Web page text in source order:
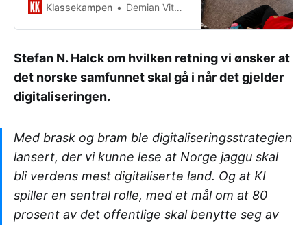
Klassekampen Demian Vitanza
Stefan N. Halck om hvilken retning vi ønsker at
det norske samfunnet skal gå i når det gjelder
digitaliseringen.
Med brask og bram ble digitaliseringsstrategien
lansert, der vi kunne lese at Norge jaggu skal
bli verdens mest digitaliserte land. Og at KI
spiller en sentral rolle, med et mål om at 80
prosent av det offentlige skal benytte seg av